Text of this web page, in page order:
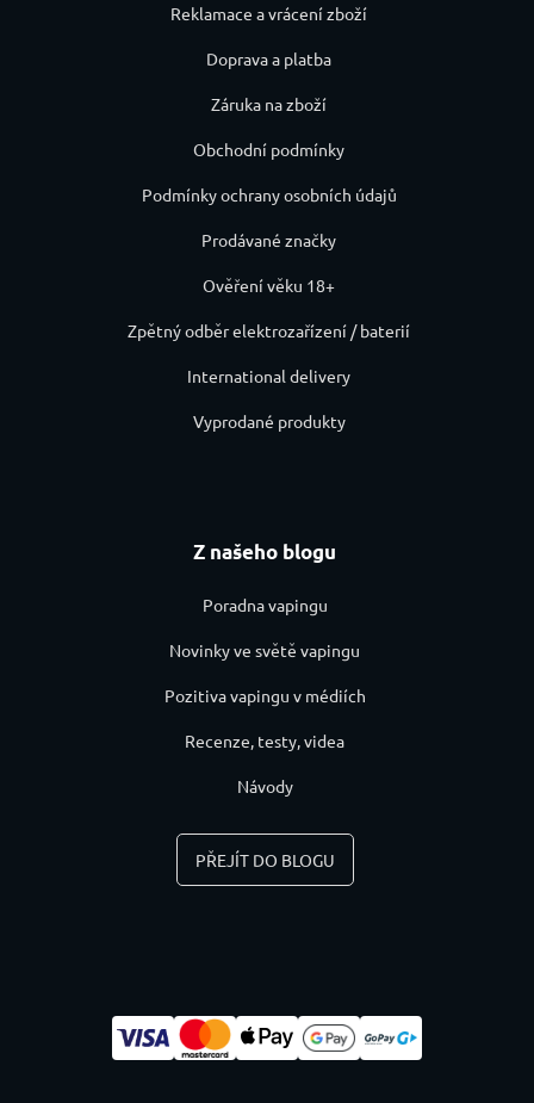
Reklamace a vrácení zboží
Doprava a platba
Záruka na zboží
Obchodní podmínky
Podmínky ochrany osobních údajů
Prodávané značky
Ověření věku 18+
Zpětný odběr elektrozařízení / baterií
International delivery
Vyprodané produkty
Z našeho blogu
Poradna vapingu
Novinky ve světě vapingu
Pozitiva vapingu v médiích
Recenze, testy, videa
Návody
PŘEJÍT DO BLOGU